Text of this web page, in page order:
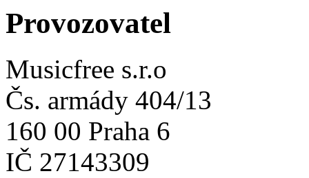
Provozovatel
Musicfree s.r.o
Čs. armády 404/13
160 00 Praha 6
IČ 27143309